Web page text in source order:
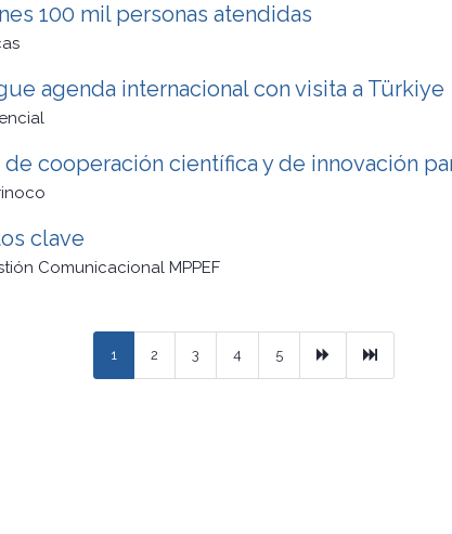
100 mil personas atendidas
agenda internacional con visita a Türkiye
de cooperación científica y de innovación
clave
Comunicacional MPPEF
1 2 3 4 5 Ultimo